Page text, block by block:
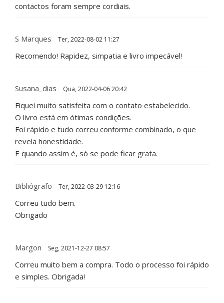
contactos foram sempre cordiais.
S Marques Ter, 2022-08-02 11:27
Recomendo! Rapidez, simpatia e livro impecável!
Susana_dias Qua, 2022-04-06 20:42
Fiquei muito satisfeita com o contato estabelecido.
O livro está em ótimas condições.
Foi rápido e tudo correu conforme combinado, o que
revela honestidade.
E quando assim é, só se pode ficar grata.
Bibliógrafo Ter, 2022-03-29 12:16
Correu tudo bem.
Obrigado
Margon Seg, 2021-12-27 08:57
Correu muito bem a compra. Todo o processo foi rápido
e simples. Obrigada!